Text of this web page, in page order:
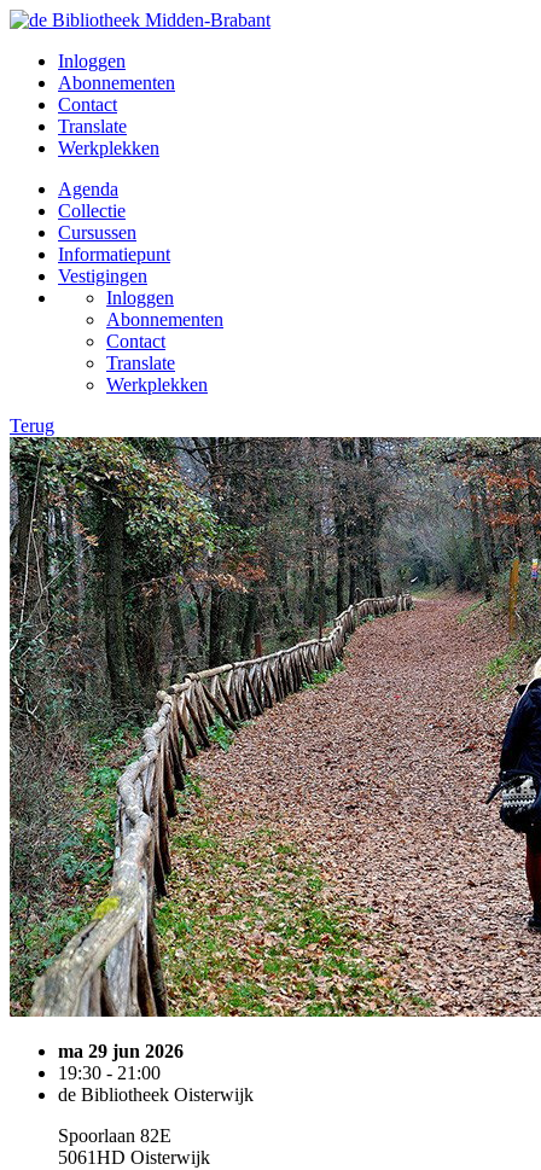
Inloggen
Abonnementen
Contact
Translate
Werkplekken
Agenda
Collectie
Cursussen
Informatiepunt
Vestigingen
Inloggen
Abonnementen
Contact
Translate
Werkplekken
Terug
ma 29 jun 2026
19:30 - 21:00
de Bibliotheek Oisterwijk
Spoorlaan 82E
5061HD Oisterwijk